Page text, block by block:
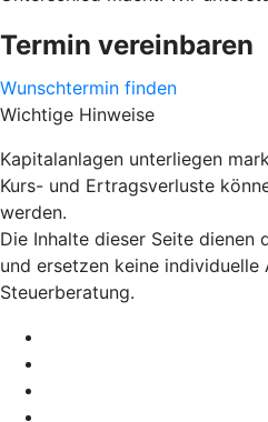
Termin vereinbaren
Wunschtermin finden
Wichtige Hinweise
Kapitalanlagen unterliegen
Kurs- und Ertragsverluste
werden.
Die Inhalte dieser Seite dienen
und ersetzen keine individuelle
Steuerberatung.